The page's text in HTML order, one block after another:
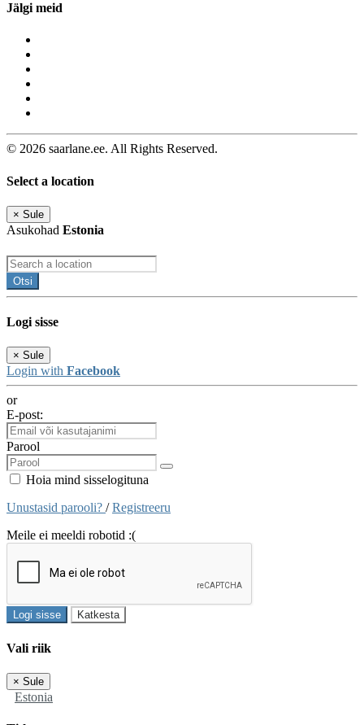
Jälgi meid
© 2026 saarlane.ee. All Rights Reserved.
Select a location
× Sule
Asukohad Estonia
Otsi
Logi sisse
× Sule
Login with Facebook
or
E-post:
Parool
Hoia mind sisselogituna
Unustasid parooli? /Registreeru
Meile ei meeldi robotid :(
Logi sisse Katkesta
Vali riik
× Sule
Estonia